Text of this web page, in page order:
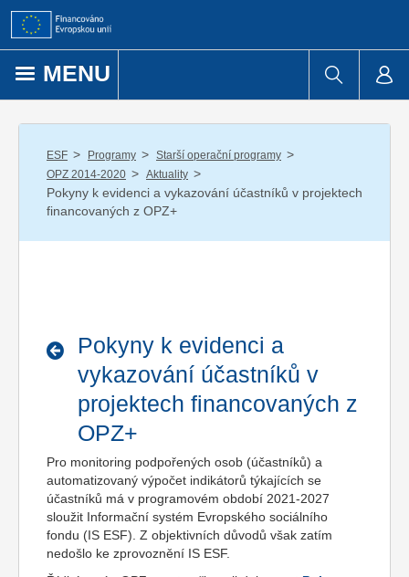
Přejít k obsahu
MENU
ESF / Programy / Starší operační programy /
OPZ 2014-2020 / Aktuality /
Pokyny k evidenci a vykazování účastníků v projektech
financovaných z OPZ+
Pokyny k evidenci a
vykazování účastníků v
projektech financovaných z
OPZ+
Pro monitoring podpořených osob (účastníků) a
automatizovaný výpočet indikátorů týkajících se
účastníků má v programovém období 2021-2027
sloužit Informační systém Evropského sociálního
fondu (IS ESF). Z objektivních důvodů však zatím
nedošlo ke zprovoznění IS ESF.